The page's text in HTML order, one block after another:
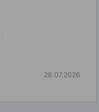
28.07.2026